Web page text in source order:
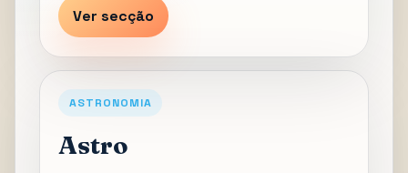
Ver secção
ASTRONOMIA
Astro